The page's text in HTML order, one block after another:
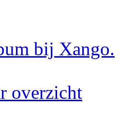
bij Xango.
overzicht